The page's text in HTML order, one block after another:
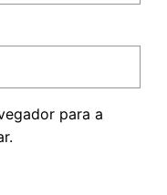
para a